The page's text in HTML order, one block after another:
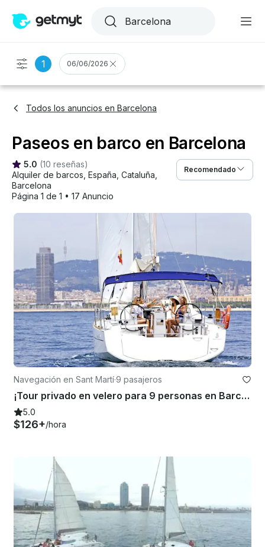
1 06/06/2026
Todos los anuncios en Barcelona
Paseos en barco en Barcelona
5.0 (10 reseñas)
Alquiler de barcos España Cataluña
Barcelona
Página 1 de 1 • 17 Anuncio
Recomendado
Navegación en Sant Martí·9 pasajeros
¡Tour privado en velero para 9 personas en Barcelona, España!
5.0
$126+/hora